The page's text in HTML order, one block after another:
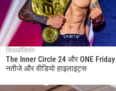
किकबॉक्सिंग
The Inner Circle 24 और ONE
नतीजे और वीडियो हाइलाइट्स